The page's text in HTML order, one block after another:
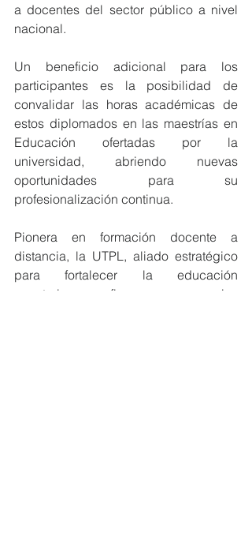
a docentes del sector público a nivel
nacional.
Un beneficio adicional para los
participantes es la posibilidad de
convalidar las horas académicas de
estos diplomados en las maestrías en
Educación ofertadas por la
universidad, abriendo nuevas
oportunidades para su
profesionalización continua.
Pionera en formación docente a
distancia, la UTPL, aliado estratégico
para fortalecer la educación
ecuatoriana, reafirma su compromiso